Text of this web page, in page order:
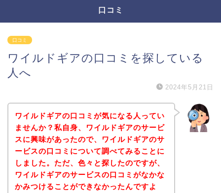
口コミ
口コミ
ワイルドギアの口コミを探している
人へ
2024年5月21日
ワイルドギアの口コミが気になる人ってい
ませんか？私自身、ワイルドギアのサービ
スに興味があったので、ワイルドギアのサ
ービスの口コミについて調べてみることに
しました。ただ、色々と探したのですが、
ワイルドギアのサービスの口コミがなかな
かみつけることができなかったんですよ